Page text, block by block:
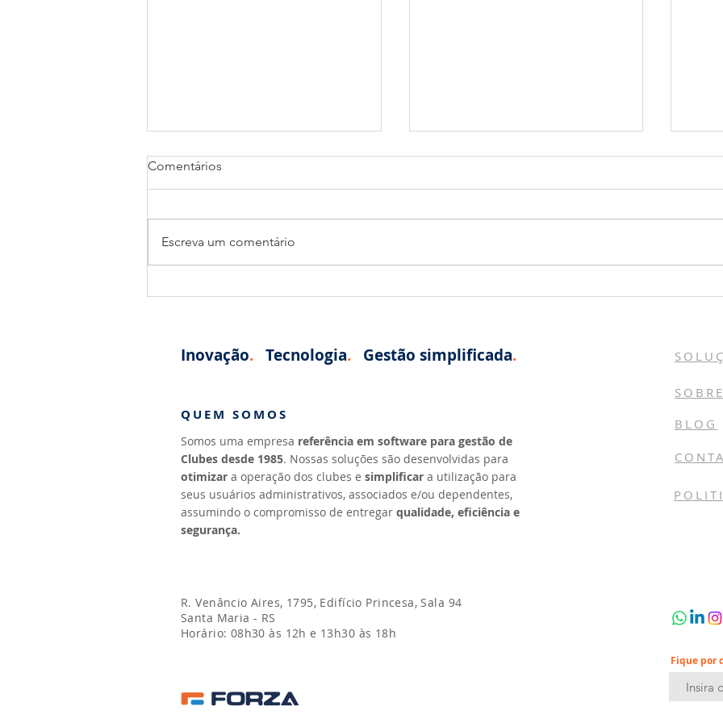
Comentários
Escreva um comentário
Inovação. Tecnologia. Gestão simplificada.
SOBRE
QUEM SOMOS
Somos uma empresa referência em software para gestão de
Clubes desde 1985. Nossas soluções são desenvolvidas para
otimizar a operação dos clubes e simplificar a utilização para
seus usuários administrativos, associados e/ou dependentes,
assumindo o compromisso de entregar qualidade, eficiência e
segurança.
BLOG
R. Venâncio Aires, 1795, Edifício Princesa, Sala 94
Santa Maria - RS
Horário: 08h30 às 12h e 13h30 às 18h
Fique por